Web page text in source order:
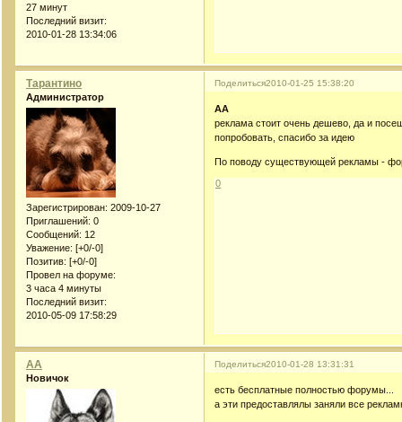
27 минут
Последний визит:
2010-01-28 13:34:06
Поделиться2010-01-25 15:38:20
Тарантино
Администратор
Зарегистрирован: 2009-10-27
Приглашений: 0
Сообщений: 12
Уважение: [+0/-0]
Позитив: [+0/-0]
Провел на форуме:
3 часа 4 минуты
Последний визит:
2010-05-09 17:58:29
AA
реклама стоит очень дешево, да и
попробовать, спасибо за идею
По поводу существующей рекламы -
0
Поделиться2010-01-28 13:31:31
AA
Новичок
есть бесплатные полностью форумы...
а эти предоставлялы заняли все